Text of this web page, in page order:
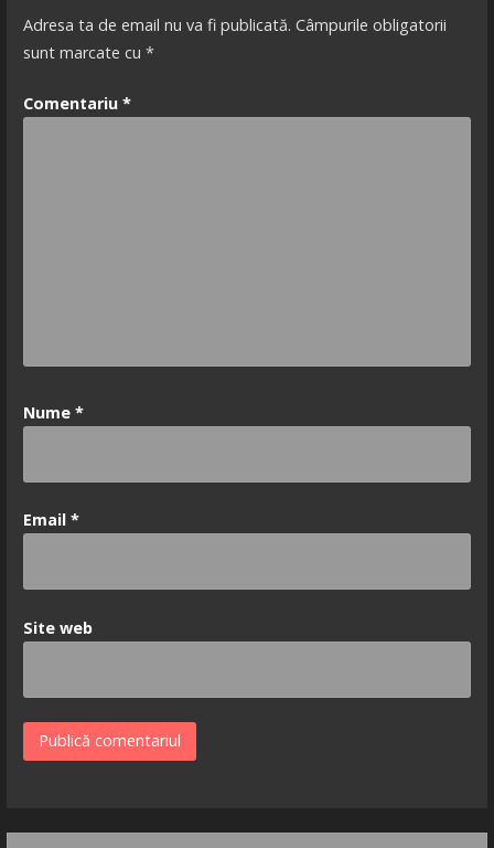
Adresa ta de email nu va fi publicată. Câmpurile obligatorii
sunt marcate cu *
Comentariu *
Nume *
Email *
Site web